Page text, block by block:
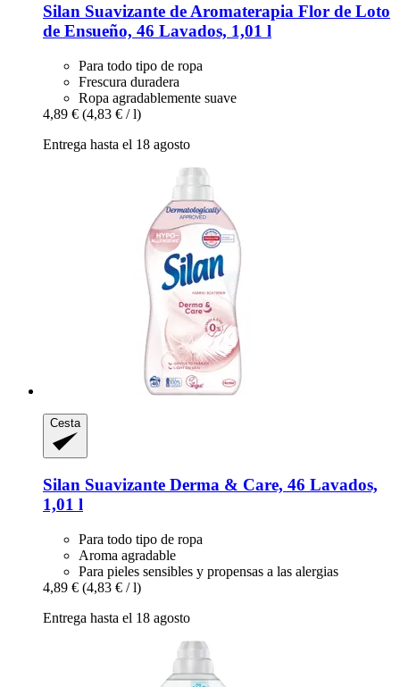
Silan Suavizante de Aromaterapia Flor de Loto
de Ensueño, 46 Lavados, 1,01 l
Para todo tipo de ropa
Frescura duradera
Ropa agradablemente suave
4,89 € (4,83 € / l)
Entrega hasta el 18 agosto
Cesta
Silan Suavizante Derma & Care, 46 Lavados,
1,01 l
Para todo tipo de ropa
Aroma agradable
Para pieles sensibles y propensas a las alergias
4,89 € (4,83 € / l)
Entrega hasta el 18 agosto